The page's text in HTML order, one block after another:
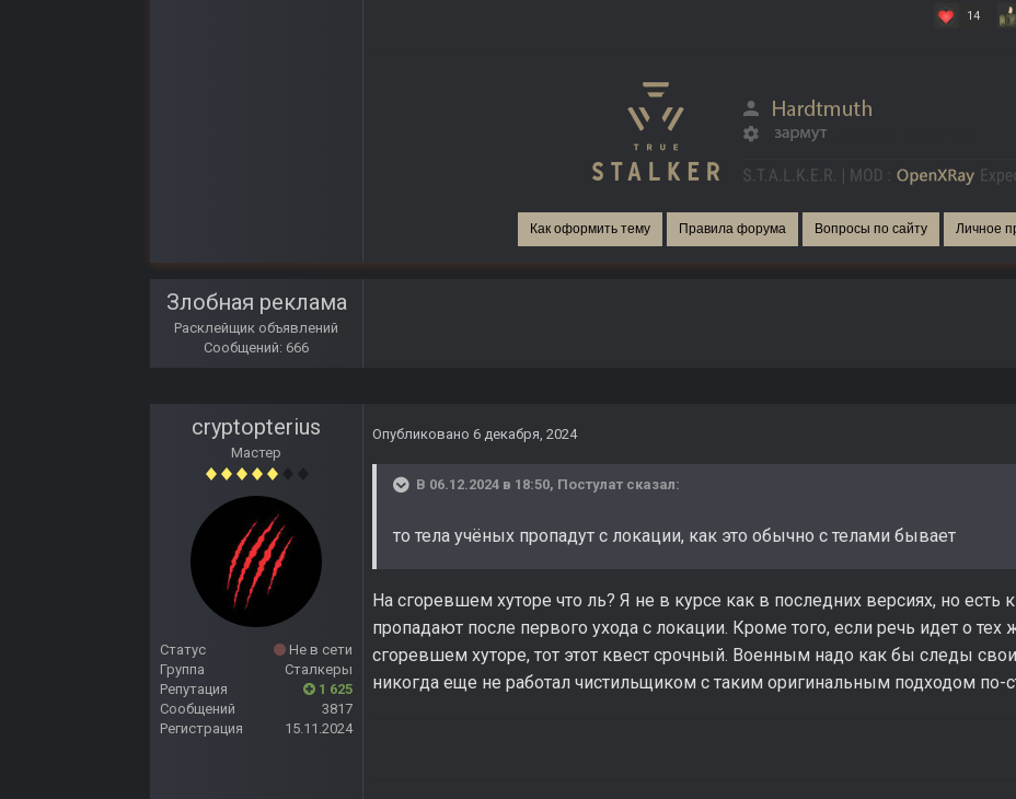
14
Как оформить тему Правила форума Вопросы по сайту Личное
Злобная реклама
Расклейщик объявлений
Сообщений: 666
cryptopterius
Мастер
Статус
Не в сети
Группа
Сталкеры
Репутация
1 625
Сообщений
3817
Регистрация
15.11.2024
Опубликовано 6 декабря, 2024
В 06.12.2024 в 18:50, Постулат сказал:
то тела учёных пропадут с локации, как это обычно с телами бывает
На сгоревшем хуторе что ль? Я не в курсе как в последних версиях, но
пропадают после первого ухода с локации. Кроме того, если речь идет о
сгоревшем хуторе, тот этот квест срочный. Военным надо как бы следы
никогда еще не работал чистильщиком с таким оригинальным подходом по-